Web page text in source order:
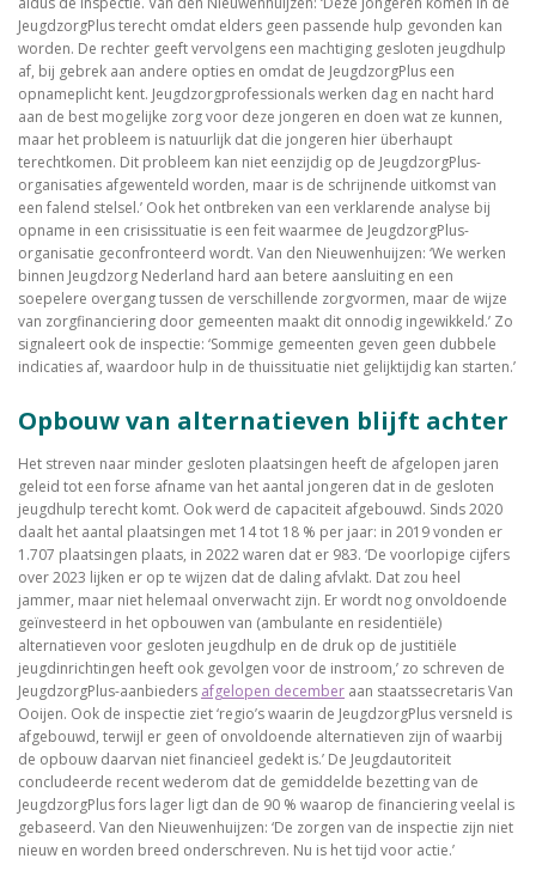
JeugdzorgPlus terecht omdat elders geen passende hulp gevonden kan
worden. De rechter geeft vervolgens een machtiging gesloten jeugdhulp
af, bij gebrek aan andere opties en omdat de JeugdzorgPlus een
opnameplicht kent. Jeugdzorgprofessionals werken dag en nacht hard
aan de best mogelijke zorg voor deze jongeren en doen wat ze kunnen,
maar het probleem is natuurlijk dat die jongeren hier überhaupt
terechtkomen. Dit probleem kan niet eenzijdig op de JeugdzorgPlus-
organisaties afgewenteld worden, maar is de schrijnende uitkomst van
een falend stelsel.’ Ook het ontbreken van een verklarende analyse bij
opname in een crisissituatie is een feit waarmee de JeugdzorgPlus-
organisatie geconfronteerd wordt. Van den Nieuwenhuijzen: ‘We werken
binnen Jeugdzorg Nederland hard aan betere aansluiting en een
soepelere overgang tussen de verschillende zorgvormen, maar de wijze
van zorgfinanciering door gemeenten maakt dit onnodig ingewikkeld.’ Zo
signaleert ook de inspectie: ‘Sommige gemeenten geven geen dubbele
indicaties af, waardoor hulp in de thuissituatie niet gelijktijdig kan starten.’
Opbouw van alternatieven blijft achter
Het streven naar minder gesloten plaatsingen heeft de afgelopen jaren
geleid tot een forse afname van het aantal jongeren dat in de gesloten
jeugdhulp terecht komt. Ook werd de capaciteit afgebouwd. Sinds 2020
daalt het aantal plaatsingen met 14 tot 18 % per jaar: in 2019 vonden er
1.707 plaatsingen plaats, in 2022 waren dat er 983. ‘De voorlopige cijfers
over 2023 lijken er op te wijzen dat de daling afvlakt. Dat zou heel
jammer, maar niet helemaal onverwacht zijn. Er wordt nog onvoldoende
geïnvesteerd in het opbouwen van (ambulante en residentiële)
alternatieven voor gesloten jeugdhulp en de druk op de justitiële
jeugdinrichtingen heeft ook gevolgen voor de instroom,’ zo schreven de
JeugdzorgPlus-aanbieders afgelopen december aan staatssecretaris Van
Ooijen. Ook de inspectie ziet ‘regio’s waarin de JeugdzorgPlus versneld is
afgebouwd, terwijl er geen of onvoldoende alternatieven zijn of waarbij
de opbouw daarvan niet financieel gedekt is.’ De Jeugdautoriteit
concludeerde recent wederom dat de gemiddelde bezetting van de
JeugdzorgPlus fors lager ligt dan de 90 % waarop de financiering veelal is
gebaseerd. Van den Nieuwenhuijzen: ‘De zorgen van de inspectie zijn niet
nieuw en worden breed onderschreven. Nu is het tijd voor actie.’